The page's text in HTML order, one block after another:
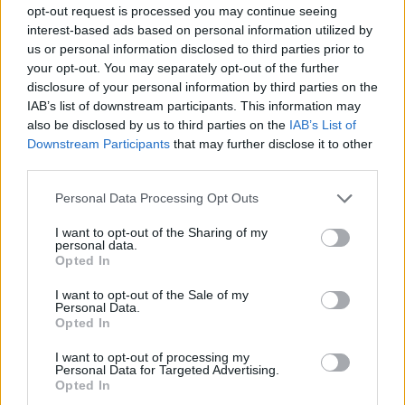
opt-out request is processed you may continue seeing
interest-based ads based on personal information utilized by
us or personal information disclosed to third parties prior to
your opt-out. You may separately opt-out of the further
disclosure of your personal information by third parties on the
IAB’s list of downstream participants. This information may
also be disclosed by us to third parties on the IAB’s List of
Downstream Participants that may further disclose it to other
Personal Data Processing Opt Outs
I want to opt-out of the Sharing of my
personal data.
Opted In
I want to opt-out of the Sale of my
Personal Data.
Opted In
I want to opt-out of processing my
Personal Data for Targeted Advertising.
Opted In
gandrīz desmit gadus. Attiecības tika izbeigtas, jo
sieva satikusi citu. Esmu no vīra māsas dzirdējusi, ka
otrā sieva esot bijusi vīra lielā mīlestība. Un līdz ar to,
šķiet, ka otro sievu es ienīstu stiprāk nekā pirmo. Un
priecājos, ka viņiem abiem šajā laulībā nebija bērnu.
attiecībām. Kad mēģinu runāt, viņš parasti saka, ka
nav, ko tur daudz cilāt pagātni. Kas bijis, bijis. Es arī
negribu vīra acīs izklausīties pēc kaut kādas pilnīgas
paranoiķes. Bet tāpat jau man salīdzinoši bieži sanāk
nezinu, kāpēc es tā daru. Jo tas nenāk par labu mūsu
attiecībām.